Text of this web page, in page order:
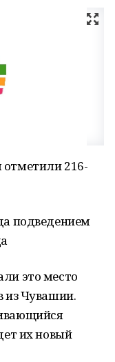
216-
подведением
это место
из Чувашии.
их новый